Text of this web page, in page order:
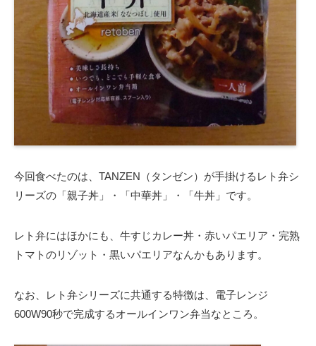
今回食べたのは、TANZEN（タンゼン）が手掛けるレト弁シ
リーズの「親子丼」・「中華丼」・「牛丼」です。
レト弁にはほかにも、牛すじカレー丼・赤いパエリア・完熟
トマトのリゾット・黒いパエリアなんかもあります。
なお、レト弁シリーズに共通する特徴は、電子レンジ
600W90秒で完成するオールインワン弁当なところ。